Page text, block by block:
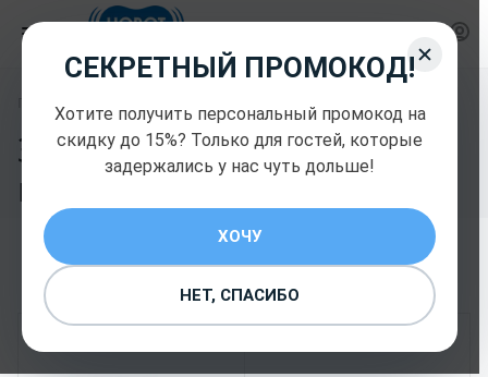
Главная Запчасти и комплектующие Hobot
Запчасти и
комплектующие Hobot
СЕКРЕТНЫЙ ПРОМОКОД!
Хотите получить персональный промокод на
скидку до 15%? Только для гостей, которые
задержались у нас чуть дольше!
ХОЧУ
НЕТ, СПАСИБО